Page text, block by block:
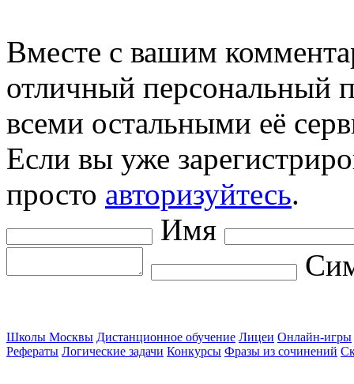
Вместе с вашим
отличный персональный
всеми остальными её
Если вы уже
просто авторизуйтесь.
Имя
Школы Москвы Дистанционное обучение Лицеи Онлайн-игры
Рефераты Логические задачи Конкурсы Фразы из сочинений